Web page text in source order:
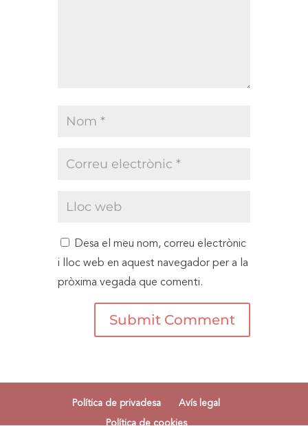
Desa el meu nom, correu electrònic
i lloc web en aquest navegador per a la
pròxima vegada que comenti.
Política de privadesa
Avís legal
Política de cookies